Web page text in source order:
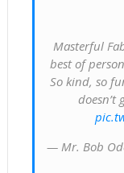
Masterful
best of
So kind, so
doesn’t
— Mr. Bob